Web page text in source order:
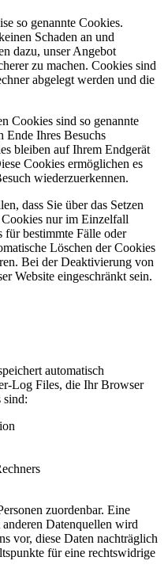
so genannte Cookies.
Schaden an und
dazu, unser Angebot
zu machen. Cookies sind
abgelegt werden und die
Cookies sind so genannte
Ende Ihres Besuchs
bleiben auf Ihrem Endgerät
Cookies ermöglichen es
wiederzuerkennen.
dass Sie über das Setzen
nur im Einzelfall
für bestimmte Fälle oder
Löschen der Cookies
Bei der Deaktivierung von
Website eingeschränkt sein.
automatisch
Log Files, die Ihr Browser
sind:
zuordenbar. Eine
Datenquellen wird
vor, diese Daten nachträglich
für eine rechtswidrige